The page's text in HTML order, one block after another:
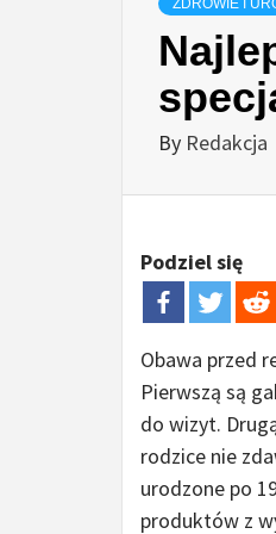
ZDROWIE I
By Redakcja
Podziel się
Obawa przed
Pierwszą są
do wizyt.
rodzice nie
urodzone po
produktów z